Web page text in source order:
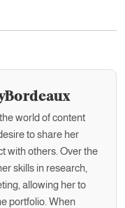
world of content
to share her
with others. Over the
skills in research,
allowing her to
portfolio. When